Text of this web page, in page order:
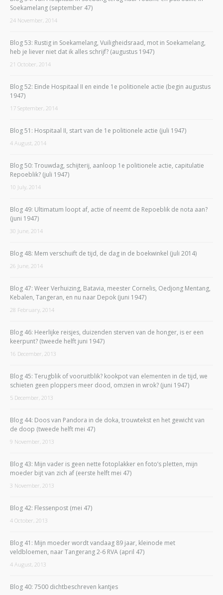
Soekamelang (september 47)
24 November, 2014
Blog 53: Rustig in Soekamelang, Vuiligheidsraad, mot in Soekamelang,
heb je liever niet dat ik alles schrijf? (augustus 1947)
21 October, 2014
Blog 52: Einde Hospitaal II en einde 1e politionele actie (begin augustus
1947)
17 September, 2014
Blog 51: Hospitaal II, start van de 1e politionele actie (juli 1947)
4 August, 2014
Blog 50: Trouwdag, schijterij, aanloop 1e politionele actie, capitulatie
Repoeblik? (juli 1947)
10 July, 2014
Blog 49: Ultimatum loopt af, actie of neemt de Repoeblik de nota aan?
(juni 1947)
30 June, 2014
Blog 48: Mem verschuift de tijd, de dag in de boekwinkel (juli 2014)
26 June, 2014
Blog 47: Weer Verhuizing, Batavia, meester Cornelis, Oedjong Mentang,
Kebalen, Tangeran, en nu naar Depok (juni 1947)
28 February, 2014
Blog 46: Heerlijke reisjes, duizenden sterven van de honger, is er een
keerpunt? (tweede helft juni 1947)
16 December, 2013
Blog 45: Terugblik of vooruitblik? kookpot van elementen in de tijd, we
schieten geen ploppers meer dood, omzien in wrok? (juni 1947)
5 December, 2013
Blog 44: Doos van Pandora in de doka, trouwtekst en het gewicht van
de doop (tweede helft mei 47)
9 November, 2013
Blog 43: Mijn vader is geen nette fotoplakker en foto’s pletten, mijn
moeder bijt van zich af (eerste helft mei 47)
3 November, 2013
Blog 42: Flessenpost (mei 47)
4 October, 2013
Blog 41: Mijn moeder wordt vandaag 89 jaar, kleinode met
veldbloemen, naar Tangerang 2-6 RVA (april 47)
4 August, 2013
Blog 40: 7500 dichtbeschreven kantjes